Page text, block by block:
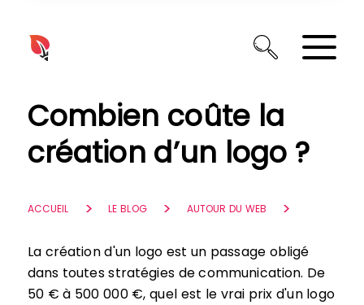
Combien coûte la
création d’un logo ?
ACCUEIL LE BLOG AUTOUR DU WEB
La création d'un logo est un passage obligé
dans toutes stratégies de communication. De
50 € à 500 000 €, quel est le vrai prix d'un logo